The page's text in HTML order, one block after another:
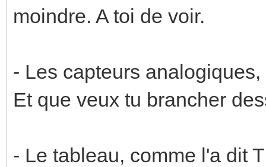
moindre. A toi de voir.
- Les capteurs
Et que veux tu brancher
- Le tableau, comme l'a dit